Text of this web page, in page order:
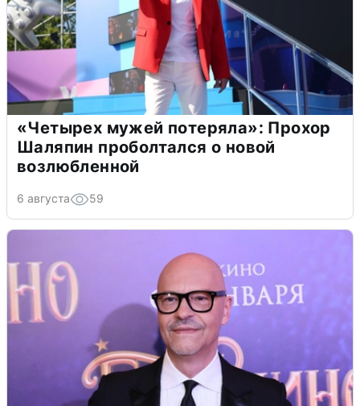
«Четырех мужей потеряла»: Прохор
Шаляпин проболтался о новой
возлюбленной
6 августа 59